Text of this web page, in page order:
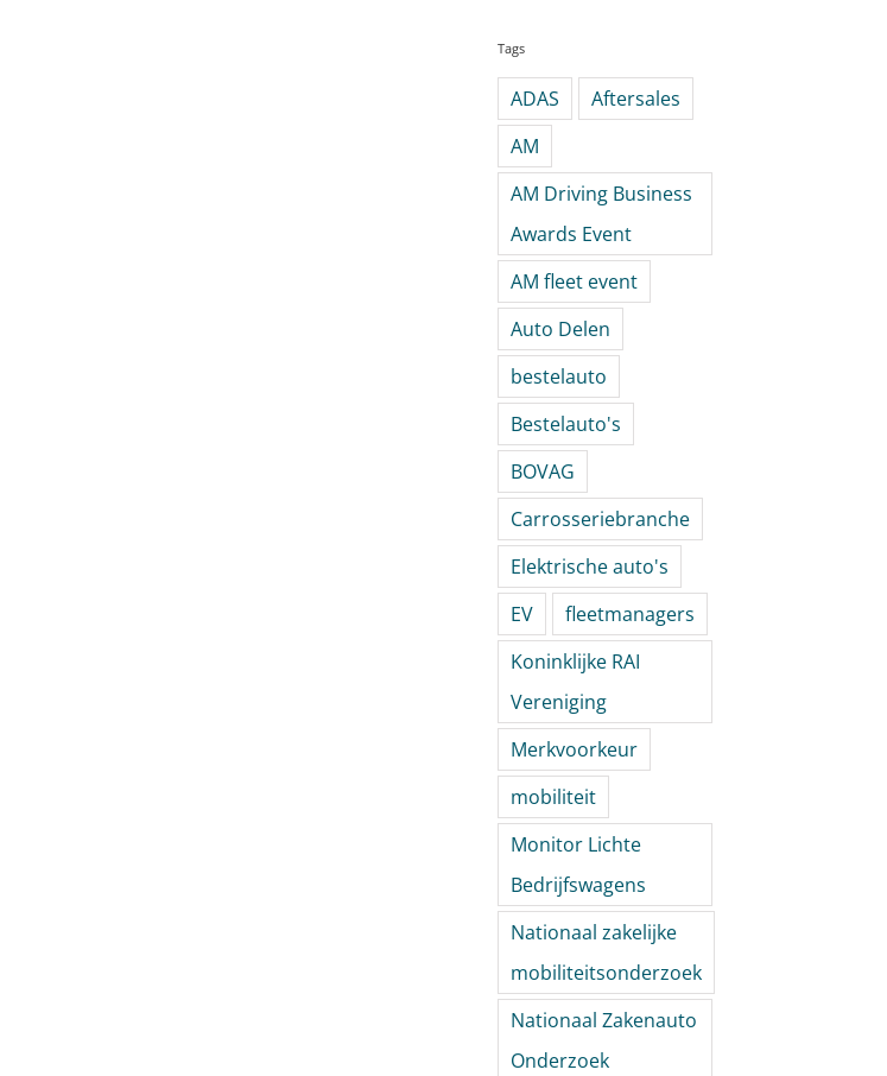
Tags
ADAS
Aftersales
AM
AM Driving Business
Awards Event
AM fleet event
Auto Delen
bestelauto
Bestelauto's
BOVAG
Carrosseriebranche
Elektrische auto's
EV
fleetmanagers
Koninklijke RAI
Vereniging
Merkvoorkeur
mobiliteit
Monitor Lichte
Bedrijfswagens
Nationaal zakelijke
mobiliteitsonderzoek
Nationaal Zakenauto
Onderzoek